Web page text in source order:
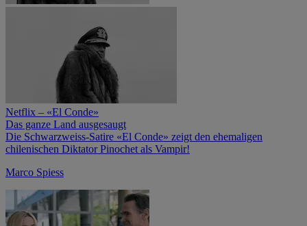
Netflix – «El Conde»
Das ganze Land ausgesaugt
Die Schwarzweiss-Satire «El Conde» zeigt den ehemaligen
chilenischen Diktator Pinochet als Vampir!
Marco Spiess